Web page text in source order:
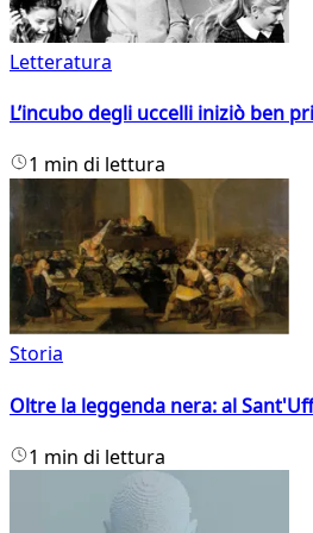
Letteratura
L’incubo degli uccelli iniziò ben
1 min di lettura
Storia
Oltre la leggenda nera: al
1 min di lettura